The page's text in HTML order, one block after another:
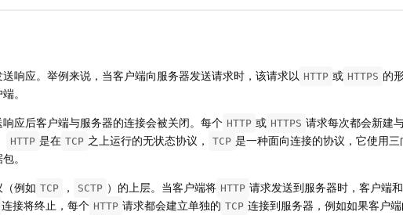
响应。举例来说，当客户端向服务器发送请求时，该请求以 HTTP 或 HTTPS 的
。
应后客户端与服务器的连接会被关闭。每个 HTTP 或 HTTPS 请求每次都会新建
HTTP 是在 TCP 之上运行的无状态协议， TCP 是一种面向连接的协议，它使用
。
例如 TCP ， SCTP ）的上层。当客户端将 HTTP 请求发送到服务器时，客户端
连接将终止，每个 HTTP 请求都会建立单独的 TCP 连接到服务器，例如如果客户